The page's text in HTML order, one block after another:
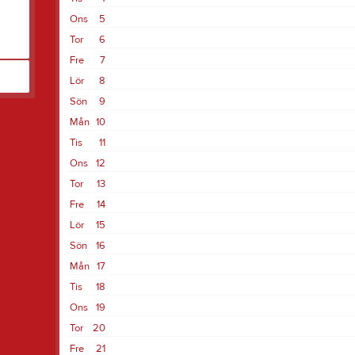
5
Ons
6
Tor
7
Fre
8
Lör
9
Sön
10
Mån
11
Tis
12
Ons
13
Tor
14
Fre
15
Lör
16
Sön
17
Mån
18
Tis
19
Ons
20
Tor
21
Fre